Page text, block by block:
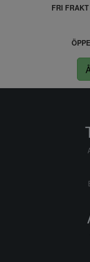
FRI